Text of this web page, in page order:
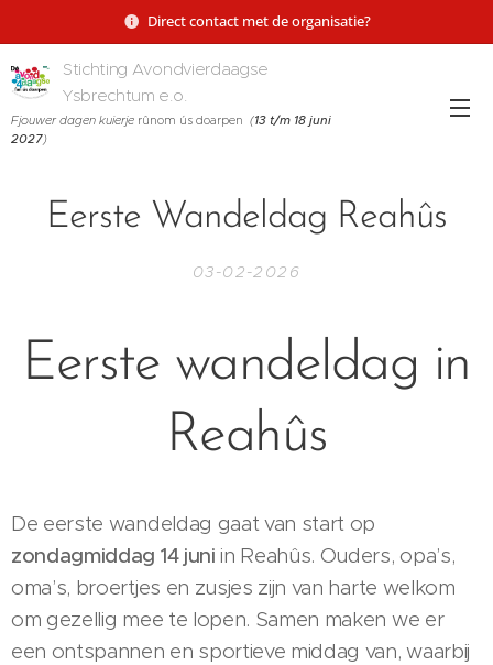
Direct contact met de organisatie?
Stichting Avondvierdaagse
Ysbrechtum e.o.
Fjouwer dagen kuierje rûnom ús doarpen (13 t/m 18 juni
2027)
Eerste Wandeldag Reahûs
03-02-2026
Eerste wandeldag in
Reahûs
De eerste wandeldag gaat van start op
zondagmiddag 14 juni in Reahûs. Ouders, opa’s,
oma’s, broertjes en zusjes zijn van harte welkom
om gezellig mee te lopen. Samen maken we er
een ontspannen en sportieve middag van, waarbij